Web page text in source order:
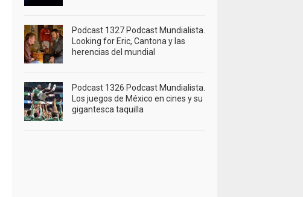
Podcast 1327 Podcast Mundialista.
Looking for Eric, Cantona y las
herencias del mundial
Podcast 1326 Podcast Mundialista.
Los juegos de México en cines y su
gigantesca taquilla